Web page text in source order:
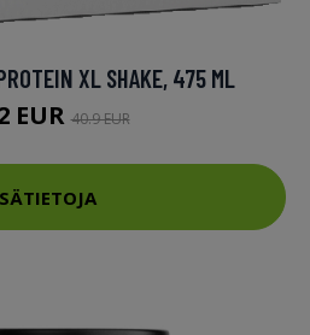
XL SHAKE, 475 ML
EUR40.9 EUR